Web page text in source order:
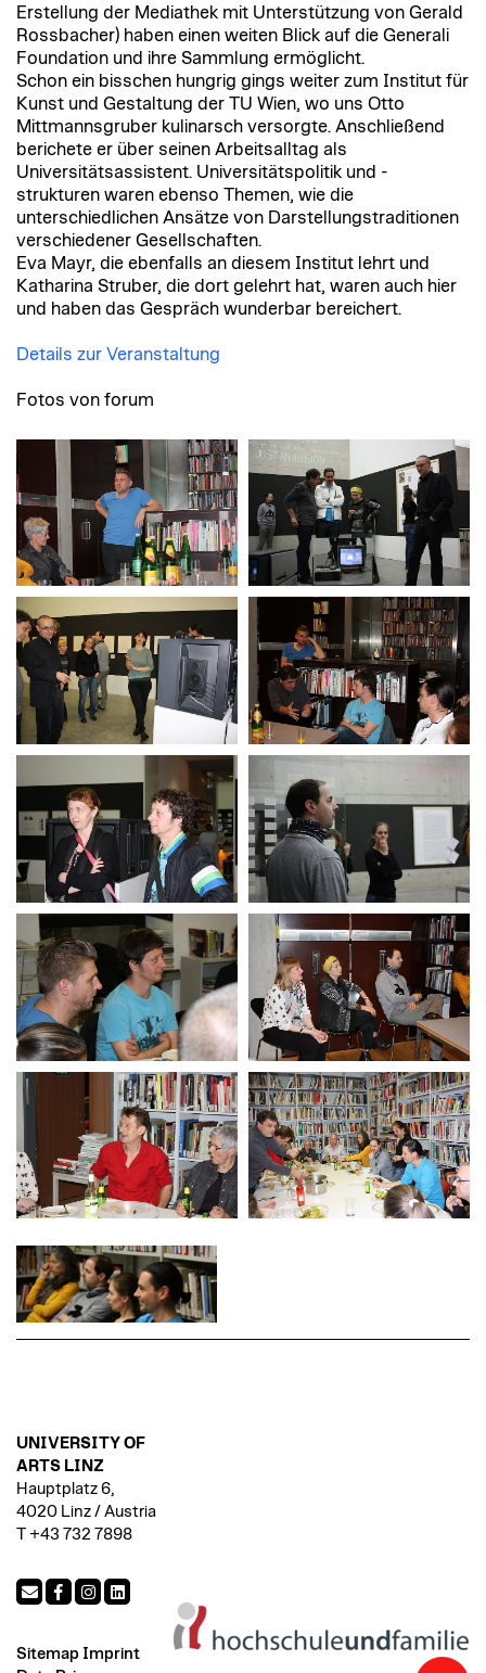
Erstellung der Mediathek mit Unterstützung von Gerald
Rossbacher) haben einen weiten Blick auf die Generali
Foundation und ihre Sammlung ermöglicht.
Schon ein bisschen hungrig gings weiter zum Institut für
Kunst und Gestaltung der TU Wien, wo uns Otto
Mittmannsgruber kulinarsch versorgte. Anschließend
berichete er über seinen Arbeitsalltag als
Universitätsassistent. Universitätspolitik und -
strukturen waren ebenso Themen, wie die
unterschiedlichen Ansätze von Darstellungstraditionen
verschiedener Gesellschaften.
Eva Mayr, die ebenfalls an diesem Institut lehrt und
Katharina Struber, die dort gelehrt hat, waren auch hier
und haben das Gespräch wunderbar bereichert.
Details zur Veranstaltung
Fotos von forum
UNIVERSITY OF
ARTS LINZ
Hauptplatz 6,
4020 Linz / Austria
T +43 732 7898
Sitemap Imprint